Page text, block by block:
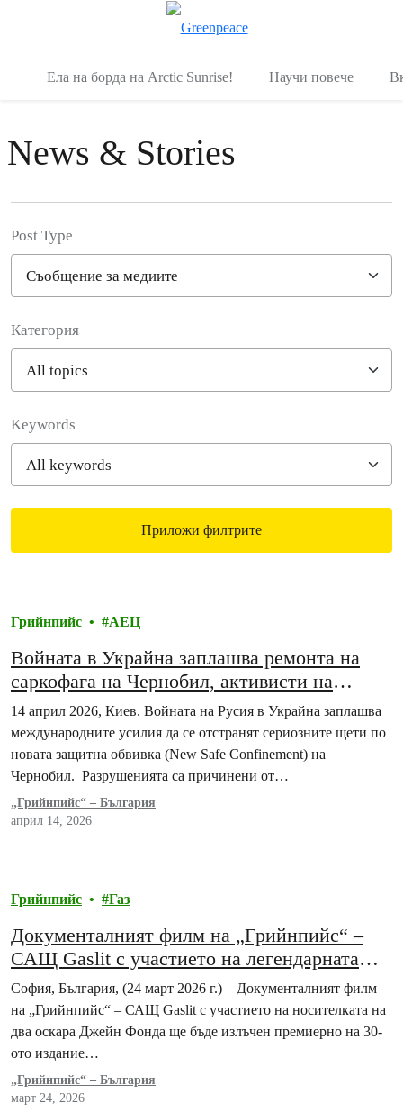
Ела на борда на Arctic Sunrise! Научи повече
News & Stories
Post Type
Категория
Keywords
Приложи филтрите
Грийнпийс АЕЦ
Войната в Украйна заплашва ремонта на
саркофага на Чернобил, активисти на
„Грийнпийс“ – Украйна протестираха
14 април 2026, Киев. Войната на Русия в Украйна заплашва
международните усилия да се отстранят сериозните щети по
новата защитна обвивка (New Safe Confinement) на
Чернобил. Разрушенията са причинени от…
„Грийнпийс“ – България
април 14, 2026
Грийнпийс Газ
Документалният филм на „Грийнпийс“ –
САЩ Gaslit с участието на легендарната
Джейн Фонда с премиера на София Филм
Фест
София, България, (24 март 2026 г.) – Документалният филм
на „Грийнпийс“ – САЩ Gaslit с участието на носителката на
два оскара Джейн Фонда ще бъде излъчен премиерно на 30-
ото издание…
„Грийнпийс“ – България
март 24, 2026